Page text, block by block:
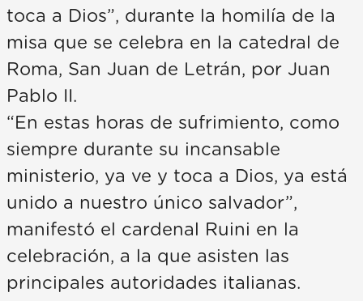
toca a Dios”, durante la homilía de la
misa que se celebra en la catedral de
Roma, San Juan de Letrán, por Juan
Pablo II.
“En estas horas de sufrimiento, como
siempre durante su incansable
ministerio, ya ve y toca a Dios, ya está
unido a nuestro único salvador”,
manifestó el cardenal Ruini en la
celebración, a la que asisten las
principales autoridades italianas.